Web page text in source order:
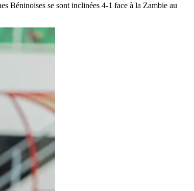
Béninoises se sont inclinées 4-1 face à la Zambie au